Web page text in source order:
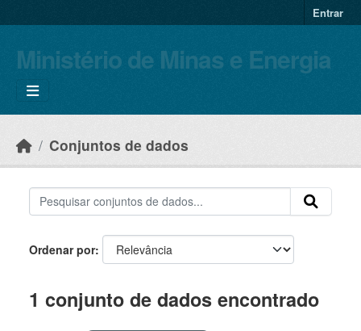
Entrar
Ministério de Minas e Energia
Conjuntos de dados
Ordenar por
1 conjunto de dados encontrado